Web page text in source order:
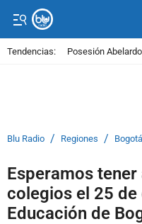
Tendencias: Posesión
Blu Radio / Regiones / Bogotá
Esperamos
colegios el 25
Educación de